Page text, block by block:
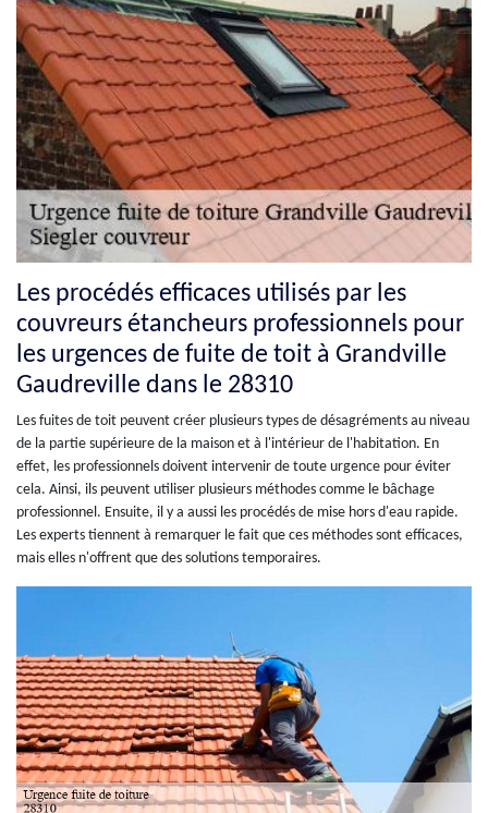
Les procédés efficaces utilisés par les
couvreurs étancheurs professionnels pour
les urgences de fuite de toit à Grandville
Gaudreville dans le 28310
Les fuites de toit peuvent créer plusieurs types de désagréments au niveau
de la partie supérieure de la maison et à l'intérieur de l'habitation. En
effet, les professionnels doivent intervenir de toute urgence pour éviter
cela. Ainsi, ils peuvent utiliser plusieurs méthodes comme le bâchage
professionnel. Ensuite, il y a aussi les procédés de mise hors d'eau rapide.
Les experts tiennent à remarquer le fait que ces méthodes sont efficaces,
mais elles n'offrent que des solutions temporaires.